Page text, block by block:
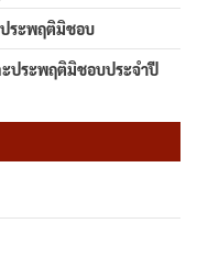
ประพฤติมิชอบ
ะประพฤติมิชอบประจำปี